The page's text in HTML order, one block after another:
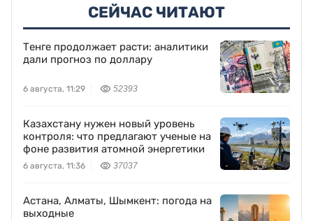
СЕЙЧАС ЧИТАЮТ
Тенге продолжает расти: аналитики
дали прогноз по доллару
6 августа, 11:29 52393
Казахстану нужен новый уровень
контроля: что предлагают ученые на
фоне развития атомной энергетики
6 августа, 11:36 37037
Астана, Алматы, Шымкент: погода на
выходные